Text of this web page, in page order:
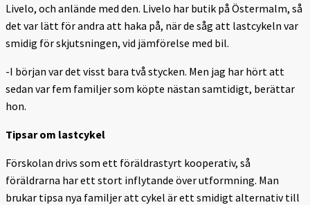
Livelo, och anlände med den. Livelo har butik på Östermalm, så
det var lätt för andra att haka på, när de såg att lastcykeln var
smidig för skjutsningen, vid jämförelse med bil.
-I början var det visst bara två stycken. Men jag har hört att
sedan var fem familjer som köpte nästan samtidigt, berättar
hon.
Tipsar om lastcykel
Förskolan drivs som ett föräldrastyrt kooperativ, så
föräldrarna har ett stort inflytande över utformning. Man
brukar tipsa nya familjer att cykel är ett smidigt alternativ till